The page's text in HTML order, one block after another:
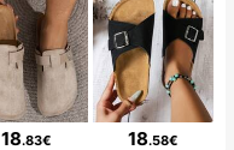
18.83€ 18.58€